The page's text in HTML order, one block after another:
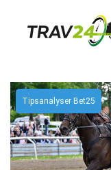
Tipsanalyser Bet25